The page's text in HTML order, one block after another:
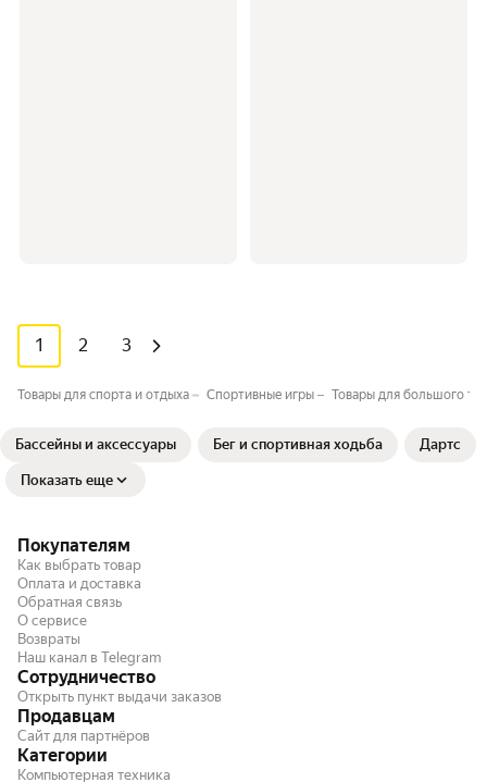
1 2 3
Товары для спорта и отдыха Спортивные игры Товары для большого
Бассейны и аксессуары Бег и спортивная ходьба Дартс
Показать еще
Покупателям
Как выбрать товар
Оплата и доставка
Обратная связь
О сервисе
Возвраты
Наш канал в Telegram
Сотрудничество
Открыть пункт выдачи заказов
Продавцам
Сайт для партнёров
Категории
Компьютерная техника